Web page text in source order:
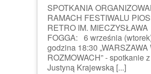
SPOTKANIA
RAMACH FESTIWALU
RETRO IM. MIECZYSŁAWA
FOGGA: 6 września
godzina 18:30 „WARSZAWA
ROZMOWACH” - spotkanie z
Justyną Krajewską [...]